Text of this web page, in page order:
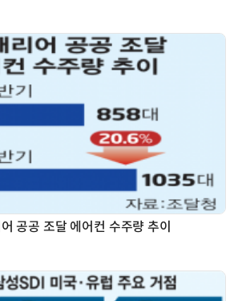
공공 조달 에어컨 수주량 추이